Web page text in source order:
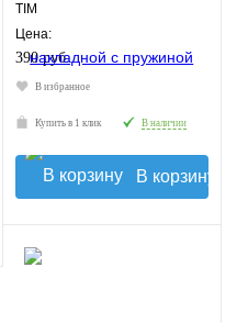
TIM
Цена:
390 руб.
В избранное
Купить в 1 клик В наличии
В корзину